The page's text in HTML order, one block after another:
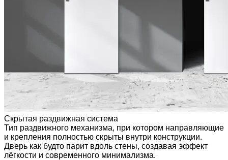
Скрытая раздвижная система
Тип раздвижного механизма, при котором направляющие
и крепления полностью скрыты внутри конструкции.
Дверь как будто парит вдоль стены, создавая эффект
лёгкости и современного минимализма.